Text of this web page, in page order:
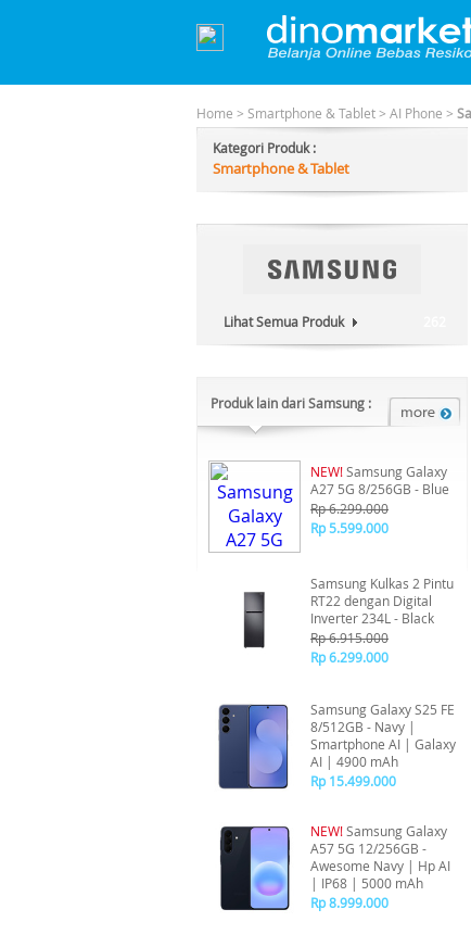
Home > Smartphone & Tablet> AI Phone >
Kategori Produk :
Smartphone & Tablet
Lihat Semua Produk
Produk lain dari Samsung :
NEW!Samsung Galaxy
A27 5G 8/256GB - Blue
Rp 6.299.000
Rp 5.599.000
Samsung Kulkas 2 Pintu
RT22 dengan Digital
Inverter 234L - Black
Rp 6.915.000
Rp 6.299.000
Samsung Galaxy S25 FE
8/512GB - Navy |
Smartphone AI | Galaxy
AI | 4900 mAh
Rp 15.499.000
NEW!Samsung Galaxy
A57 5G 12/256GB -
Awesome Navy | Hp AI
| IP68 | 5000 mAh
Rp 8.999.000